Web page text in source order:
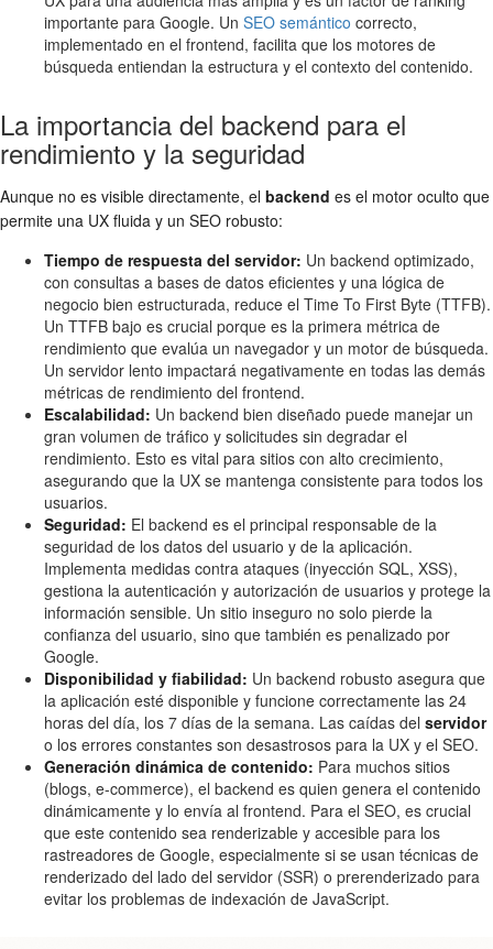
importante para Google. Un SEO semántico correcto,
implementado en el frontend, facilita que los motores de
búsqueda entiendan la estructura y el contexto del contenido.
La importancia del backend para el
rendimiento y la seguridad
Aunque no es visible directamente, el backend es el motor oculto que
permite una UX fluida y un SEO robusto:
Tiempo de respuesta del servidor: Un backend optimizado,
con consultas a bases de datos eficientes y una lógica de
negocio bien estructurada, reduce el Time To First Byte (TTFB).
Un TTFB bajo es crucial porque es la primera métrica de
rendimiento que evalúa un navegador y un motor de búsqueda.
Un servidor lento impactará negativamente en todas las demás
métricas de rendimiento del frontend.
Escalabilidad: Un backend bien diseñado puede manejar un
gran volumen de tráfico y solicitudes sin degradar el
rendimiento. Esto es vital para sitios con alto crecimiento,
asegurando que la UX se mantenga consistente para todos los
usuarios.
Seguridad: El backend es el principal responsable de la
seguridad de los datos del usuario y de la aplicación.
Implementa medidas contra ataques (inyección SQL, XSS),
gestiona la autenticación y autorización de usuarios y protege la
información sensible. Un sitio inseguro no solo pierde la
confianza del usuario, sino que también es penalizado por
Google.
Disponibilidad y fiabilidad: Un backend robusto asegura que
la aplicación esté disponible y funcione correctamente las 24
horas del día, los 7 días de la semana. Las caídas del servidor
o los errores constantes son desastrosos para la UX y el SEO.
Generación dinámica de contenido: Para muchos sitios
(blogs, e-commerce), el backend es quien genera el contenido
dinámicamente y lo envía al frontend. Para el SEO, es crucial
que este contenido sea renderizable y accesible para los
rastreadores de Google, especialmente si se usan técnicas de
renderizado del lado del servidor (SSR) o prerenderizado para
evitar los problemas de indexación de JavaScript.